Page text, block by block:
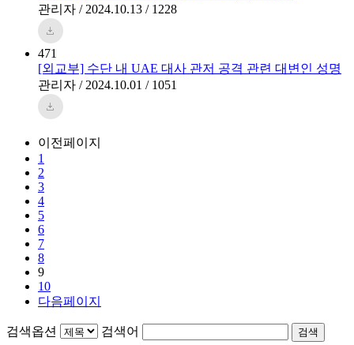
관리자 / 2024.10.13 / 1228
471
[외교부] 수단 내 UAE 대사 관저 공격 관련 대변인 성명
관리자 / 2024.10.01 / 1051
이전페이지
1
2
3
4
5
6
7
8
9
10
다음페이지
검색옵션 검색어 검색